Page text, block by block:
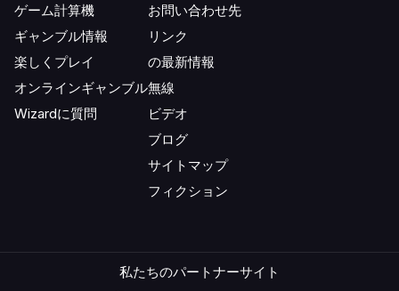
ゲーム計算機
ギャンブル情報
楽しくプレイ
オンラインギャンブル
Wizardに質問
お問い合わせ先
リンク
の最新情報
無線
ビデオ
ブログ
サイトマップ
フィクション
私たちのパートナーサイト